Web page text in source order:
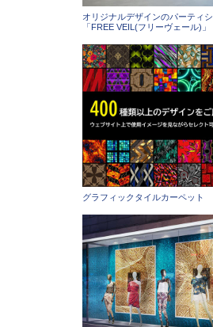
オリジナルデザインのパーティ
「FREE VEIL(フリーヴェール)」
グラフィックタイルカーペット